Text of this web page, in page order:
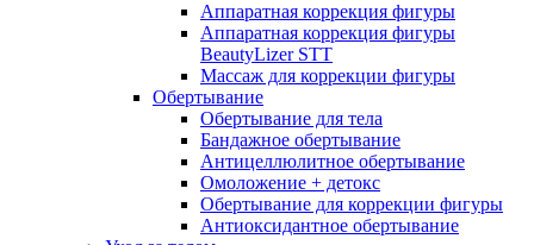
Аппаратная коррекция фигуры
Аппаратная коррекция фигуры
BeautyLizer STT
Массаж для коррекции фигуры
Обертывание
Обертывание для тела
Бандажное обертывание
Антицеллюлитное обертывание
Омоложение + детокс
Обертывание для коррекции фигуры
Антиоксидантное обертывание